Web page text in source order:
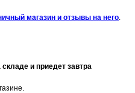
магазин и отзывы на него.
и приедет завтра